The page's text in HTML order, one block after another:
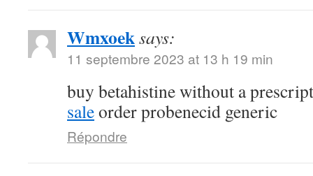
Wmxoeksays:
11 septembre 2023 at 13 h 19 min
buy betahistine without a
saleorder probenecid generic
Répondre